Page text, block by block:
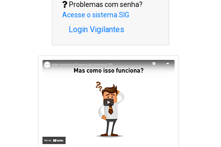
Problemas com senha?
Acesse o sistema SIG
Login Vigilantes